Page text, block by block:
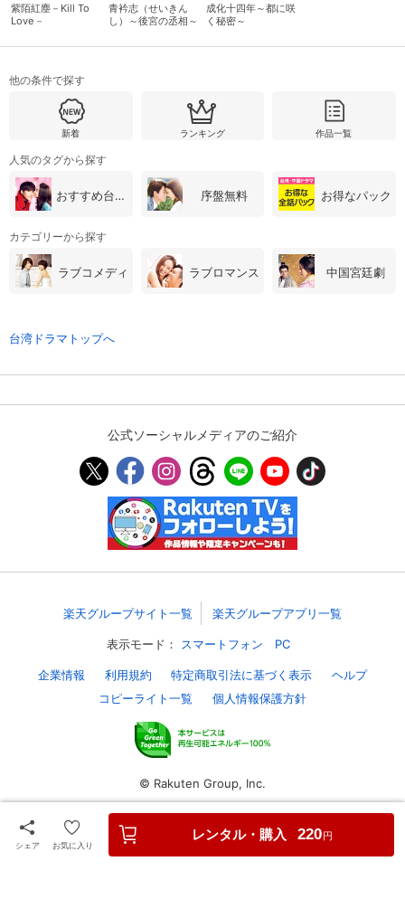
基本情報、本人連絡先、パスワード 、クレ
決済方法変更 決済方法の変更が可能です。
購入明細
購入履歴
レンタル、購入、定額見放題の購入履歴の
確認が可能です。こちらから視聴いただく
の削除も可能です。
視聴年齢制限
サイト内で表示される作品の表示制限が可
能です。5段階の年齢区分から選択できま
す。
視聴デバイス一覧
スマホなどでRakuten TVを視聴する際のデ
パスコード設定
視聴年齢制限の変更時にパスコード入力が
求められるのでお子さまがいても安心で
メルマガ
メルマガの配信停止、配信先のメールアド
レスの変更が可能です。
定額見放題コンテンツの解約はこちらから
可能です。
ログアウト
シェア お気に入り
レンタル・購入 220 円
紫陌紅塵－Kill To
Love－
青衿志（せいきん
し）～後宮の丞相～
成化十四年～都に咲
く秘密～
他の条件で探す
新着 ランキング 作品一覧
人気のタグから探す
おすすめ台湾・中国ドラマ 序盤無料 お得なパック
カテゴリーから探す
ラブコメディ ラブロマンス 中国宮廷劇
台湾ドラマトップへ
公式ソーシャルメディアのご紹介
楽天グループサイト一覧 楽天グループアプリ一覧
表示モード： スマートフォン PC
企業情報 利用規約 特定商取引法に基づく表示
ヘルプ
コピーライト一覧
個人情報保護方針
© Rakuten Group, Inc.